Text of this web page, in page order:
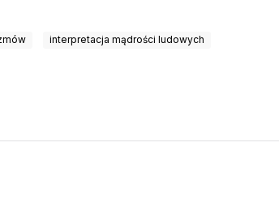
interpretacja mądrości ludowych